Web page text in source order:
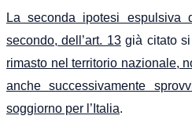
La seconda ipotesi
secondo, dell’art. 13già citato si
rimasto nel territorio nazionale,
anche successivamente
soggiorno per l’Italia.